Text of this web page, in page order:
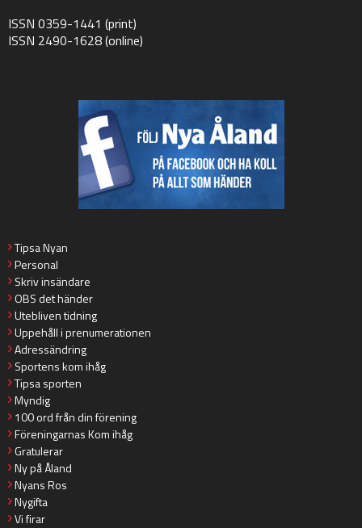
ISSN 0359-1441 (print)
ISSN 2490-1628 (online)
Tipsa Nyan
Personal
Skriv insändare
OBS det händer
Utebliven tidning
Uppehåll i prenumerationen
Adressändring
Sportens kom ihåg
Tipsa sporten
Myndig
100 ord från din förening
Föreningarnas Kom ihåg
Gratulerar
Ny på Åland
Nyans Ros
Nygifta
Vi firar